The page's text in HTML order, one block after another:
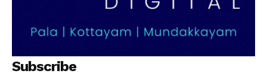
Subscribe